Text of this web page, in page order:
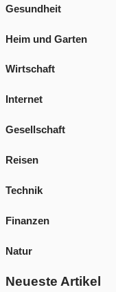
Gesundheit
Heim und Garten
Wirtschaft
Internet
Gesellschaft
Reisen
Technik
Finanzen
Natur
Neueste Artikel